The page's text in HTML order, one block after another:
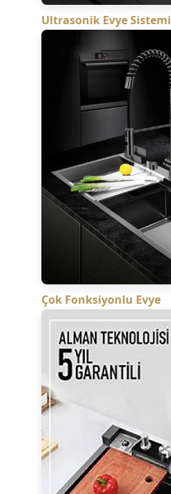
Ultrasonik Evye Sistemi
Çok Fonksiyonlu Evye